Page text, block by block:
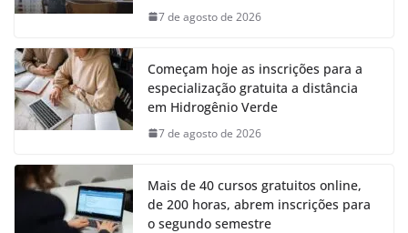
7 de agosto de 2026
Começam hoje as inscrições para a
especialização gratuita a distância
em Hidrogênio Verde
7 de agosto de 2026
Mais de 40 cursos gratuitos online,
de 200 horas, abrem inscrições para
o segundo semestre